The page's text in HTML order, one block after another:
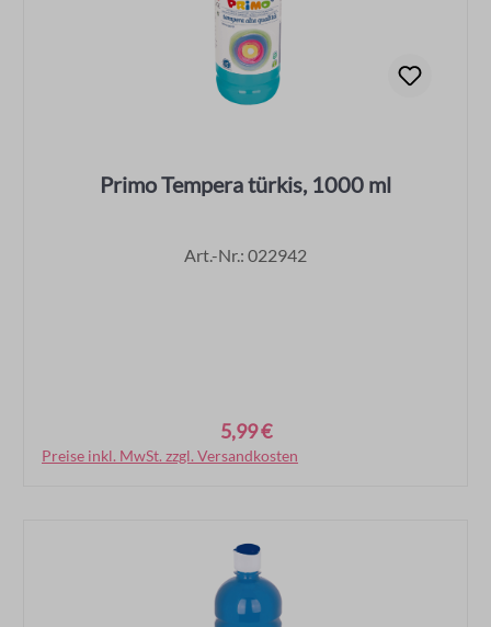
Primo Tempera türkis, 1000 ml
Art.-Nr.: 022942
5,99 €
Preise inkl. MwSt. zzgl. Versandkosten
In den Warenkorb